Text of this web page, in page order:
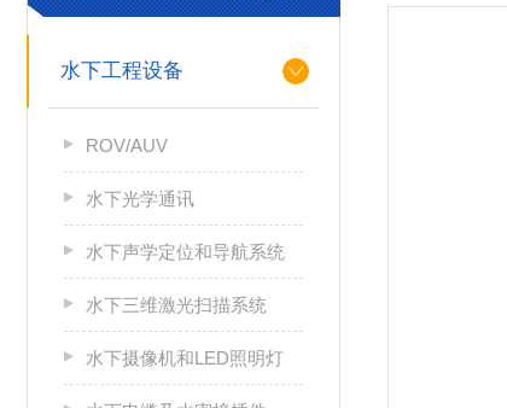
水下工程设备
ROV/AUV
水下光学通讯
水下声学定位和导航系统
水下三维激光扫描系统
水下摄像机和LED照明灯